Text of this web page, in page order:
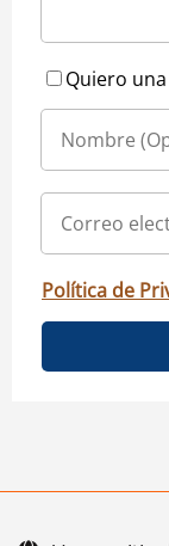
Quiero
Política de